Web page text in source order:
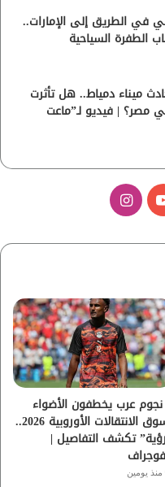
في الطريق إلى الإمارات..
الطفرة السياحية
ميناء دمياط.. هل تأثرت
مصر؟ | فيديو لـ”ماعت
ي
و
ب
ت
ق
ر
م
5 نجوم عرب يخطفون الأضواء
بسوق الانتقالات الأوروبية 2026..
تكشف التفاصيل |
منذ يومين